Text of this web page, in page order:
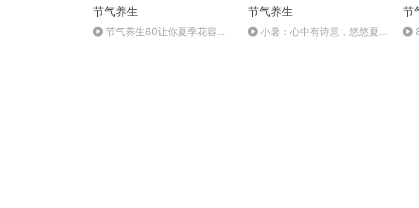
节气养生
节气养生60让你夏季花容依
节气养生
小暑：心中有诗意，悠悠夏日
节